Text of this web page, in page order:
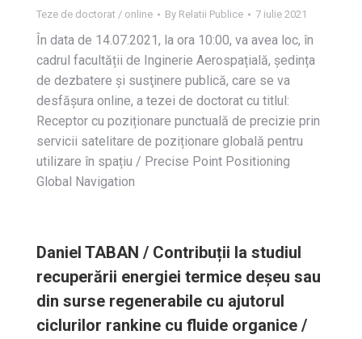
Teze de doctorat / online By Relatii Publice 7 iulie 2021
În data de 14.07.2021, la ora 10:00, va avea loc, în
cadrul facultății de Inginerie Aerospațială, ședința
de dezbatere și susţinere publică, care se va
desfășura online, a tezei de doctorat cu titlul:
Receptor cu poziționare punctuală de precizie prin
servicii satelitare de poziționare globală pentru
utilizare în spațiu / Precise Point Positioning
Global Navigation
Daniel TABAN / Contribuții la studiul
recuperării energiei termice deșeu sau
din surse regenerabile cu ajutorul
ciclurilor rankine cu fluide organice /